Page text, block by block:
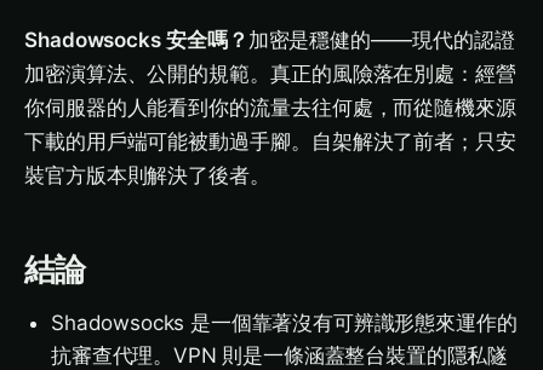
Shadowsocks 安全嗎？ 加密是穩健的——現代的認證
加密演算法、公開的規範。真正的風險落在別處：經營
你伺服器的人能看到你的流量去往何處，而從隨機來源
下載的用戶端可能被動過手腳。自架解決了前者；只安
裝官方版本則解決了後者。
結論
Shadowsocks 是一個靠著沒有可辨識形態來運作的
抗審查代理。VPN 則是一條涵蓋整台裝置的隱私隧